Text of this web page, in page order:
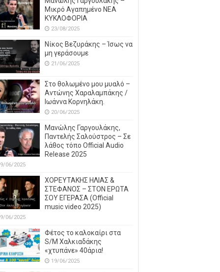
Μικρό Αγαπημένο NEΑ
ΚΥΚΛΟΦΟΡΙΑ
23/08/2025
Νίκος Βεζυράκης – Ίσως να
μη γεράσουμε
21/06/2025
Στο θολωμένο μου μυαλό –
Αντώνης Χαραλαμπάκης /
Ιωάννα Κορνηλάκη.
20/06/2025
Μανώλης Γαργουλάκης,
Παντελής Σαλούστρος – Σε
λάθος τόπο Official Audio
Release 2025
06/2025
ΧΟΡΕΥΤΑΚΗΣ ΗΛΙΑΣ &
ΣΤΕΦΑΝΟΣ – ΣΤΟΝ ΕΡΩΤΑ
ΣΟΥ ΕΓΕΡΑΣΑ (Official
music video 2025)
06/2025
Φέτος το καλοκαίρι στα
S/M Χαλκιαδάκης
«χτυπάνε» 40άρια!
19/06/2025